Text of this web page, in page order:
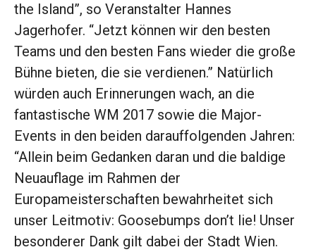
the Island”, so Veranstalter Hannes
Jagerhofer. “Jetzt können wir den besten
Teams und den besten Fans wieder die große
Bühne bieten, die sie verdienen.” Natürlich
würden auch Erinnerungen wach, an die
fantastische WM 2017 sowie die Major-
Events in den beiden darauffolgenden Jahren:
“Allein beim Gedanken daran und die baldige
Neuauflage im Rahmen der
Europameisterschaften bewahrheitet sich
unser Leitmotiv: Goosebumps don’t lie! Unser
besonderer Dank gilt dabei der Stadt Wien.